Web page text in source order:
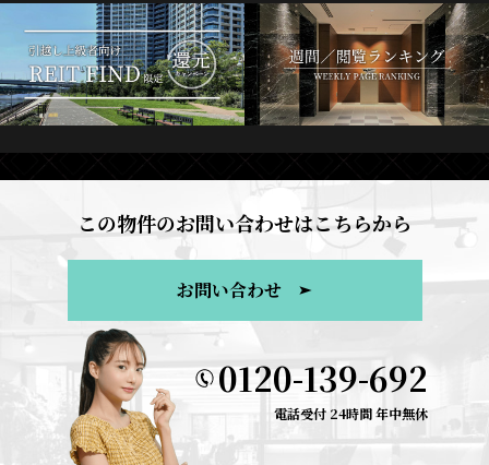
この物件のお問い合わせはこちらから
お問い合わせ
0120-139-692
電話受付 24時間 年中無休